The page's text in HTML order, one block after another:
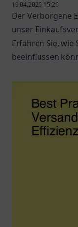
19.04.2026 15:26
Der Verborgene
unser
Erfahren Sie,
beeinflussen